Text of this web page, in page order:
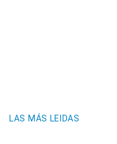
LAS MÁS LEIDAS